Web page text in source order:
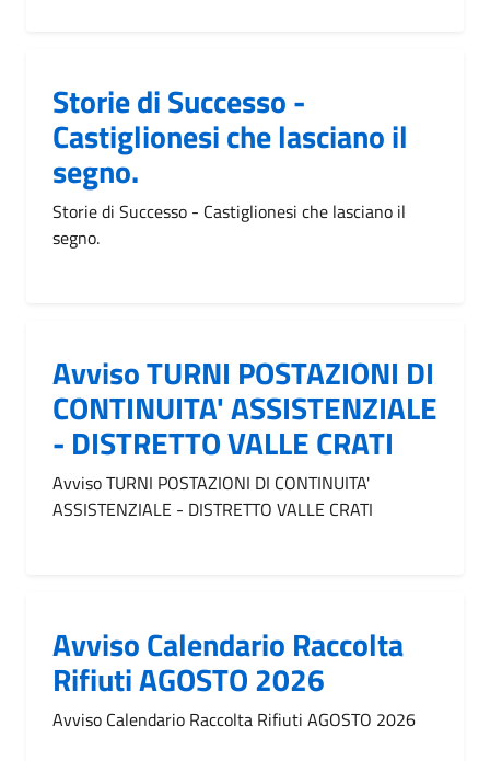
Storie di Successo -
Castiglionesi che lasciano il
segno.
Storie di Successo - Castiglionesi che lasciano il
segno.
Avviso TURNI POSTAZIONI DI
CONTINUITA' ASSISTENZIALE
- DISTRETTO VALLE CRATI
Avviso TURNI POSTAZIONI DI CONTINUITA'
ASSISTENZIALE - DISTRETTO VALLE CRATI
Avviso Calendario Raccolta
Rifiuti AGOSTO 2026
Avviso Calendario Raccolta Rifiuti AGOSTO 2026